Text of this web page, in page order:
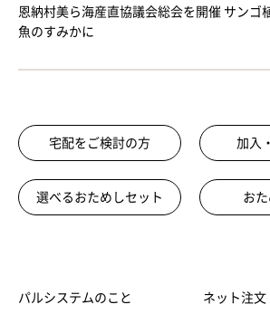
恩納村美ら海産直協議会総会を開催 サンゴ
魚のすみかに
宅配をご検討の方 加入
選べるおためしセット お
パルシステムのこと ネット注文